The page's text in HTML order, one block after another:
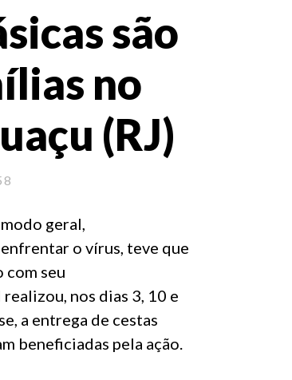
são
no
(RJ)
geral,
o vírus, teve que
com seu
nos dias 3, 10 e
a entrega de cestas
beneficiadas pela ação.